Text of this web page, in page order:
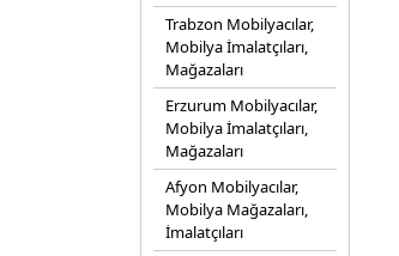
Trabzon Mobilyacılar,
Mobilya İmalatçıları,
Mağazaları
Erzurum Mobilyacılar,
Mobilya İmalatçıları,
Mağazaları
Afyon Mobilyacılar,
Mobilya Mağazaları,
İmalatçıları